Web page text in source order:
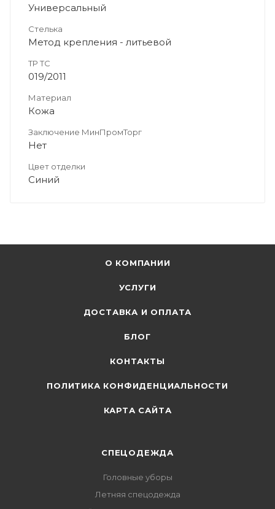
Универсальный
Стелька
Метод крепления - литьевой
ТР ТС
019/2011
Материал
Кожа
Заключение МинПромТорг
Нет
Цвет отделки
Синий
О КОМПАНИИ
УСЛУГИ
ДОСТАВКА И ОПЛАТА
БЛОГ
КОНТАКТЫ
ПОЛИТИКА КОНФИДЕНЦИАЛЬНОСТИ
КАРТА САЙТА
СПЕЦОДЕЖДА
Головные уборы
Летняя спецодежда